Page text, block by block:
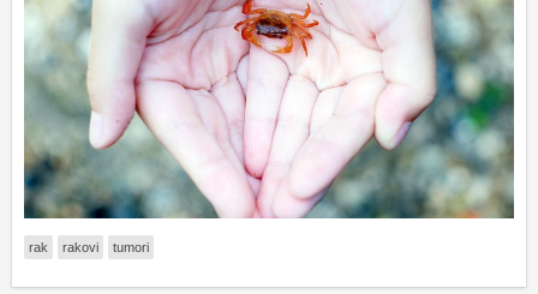
rak rakovi tumori